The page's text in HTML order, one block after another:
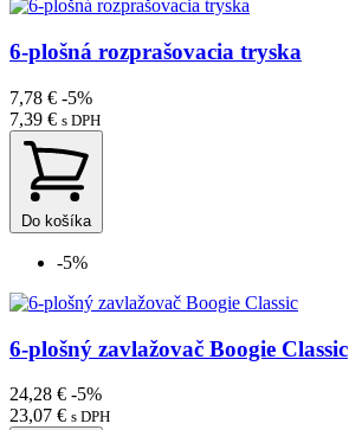
6-plošná rozprašovacia tryska
7,78 € -5%
7,39 € s DPH
Do košíka
-5%
6-plošný zavlažovač Boogie Classic
24,28 € -5%
23,07 € s DPH